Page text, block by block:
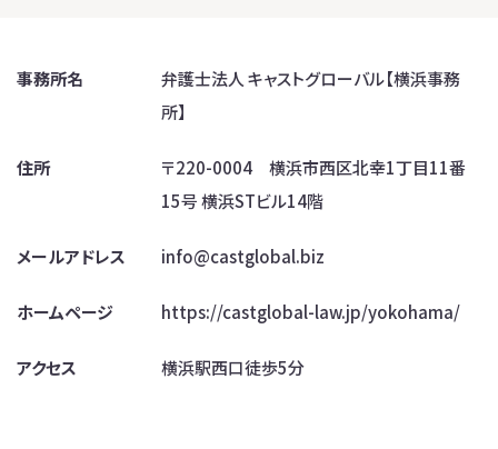
事務所名
弁護士法人 キャストグローバル【横浜事務
所】
住所
〒220-0004 横浜市西区北幸1丁目11番
15号 横浜STビル14階
メールアドレス info@castglobal.biz
ホームページ https://castglobal-law.jp/yokohama/
アクセス 横浜駅西口徒歩5分